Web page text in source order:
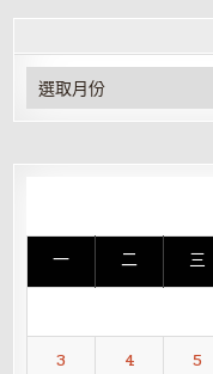
彙
整
一 二 三
3
4 5